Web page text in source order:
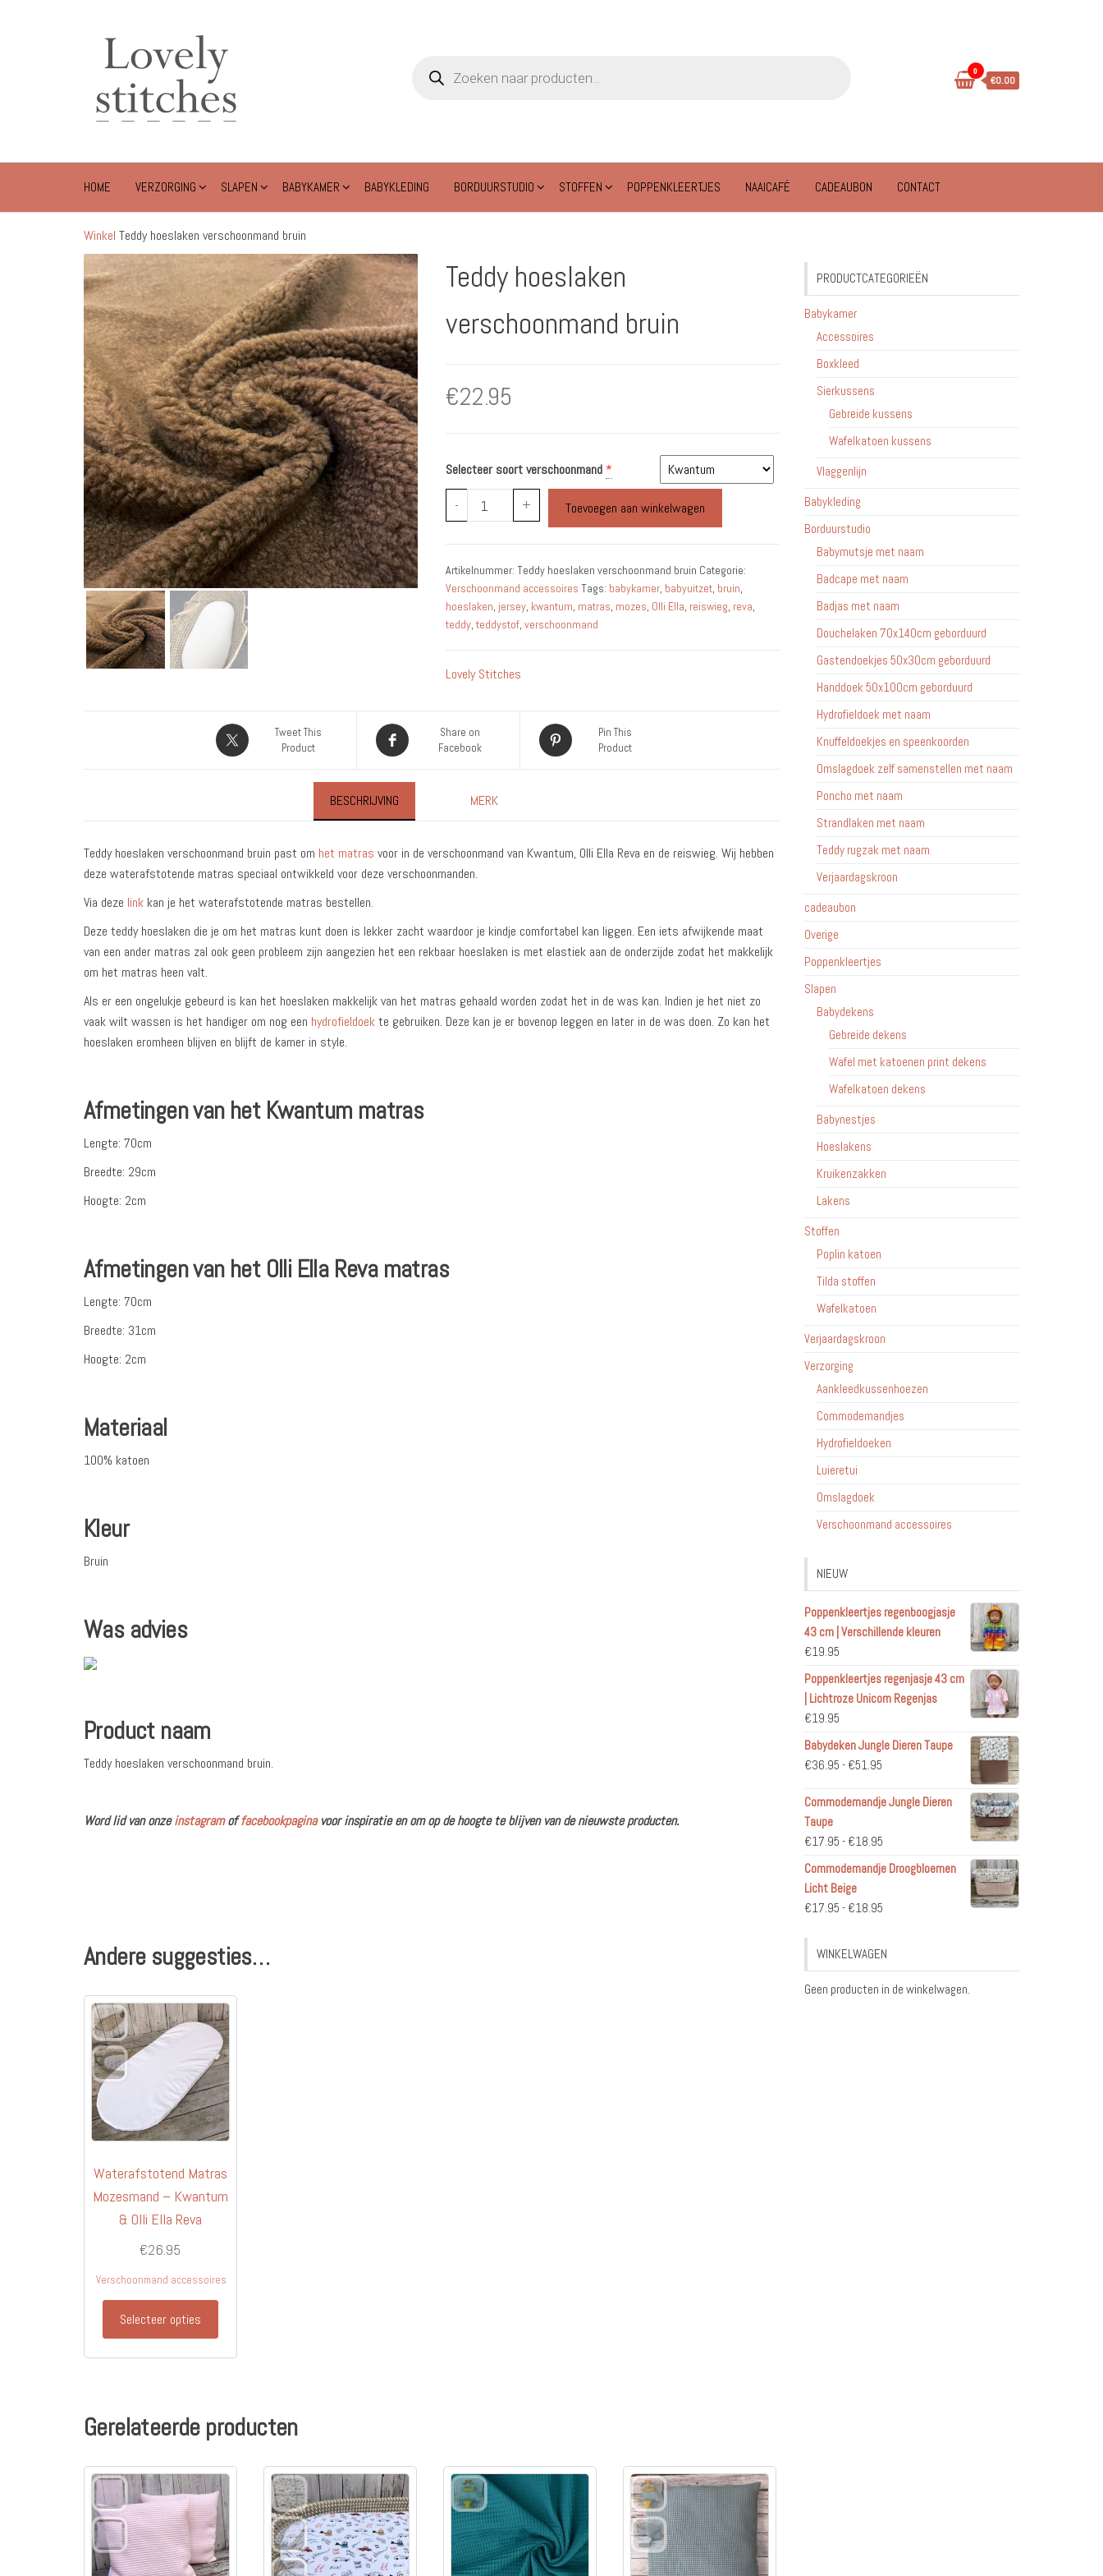
zoeken 0
€0.00
HOME VERZORGING SLAPEN BABYKAMER BABYKLEDING BORDUURSTUDIO STOFFEN POPPENKLEERTJES NAAICAFÉ CADEAUBON CONTACT
Winkel Teddy hoeslaken verschoonmand bruin
Teddy hoeslaken
verschoonmand bruin
€22.95
Selecteer soort verschoonmand *
-
Teddy
hoeslaken
aantal
+ Toevoegen aan winkelwagen
Artikelnummer: Teddy hoeslaken verschoonmand bruin Categorie:
Verschoonmand accessoires Tags: babykamer, babyuitzet, bruin,
hoeslaken, jersey, kwantum, matras, mozes, Olli Ella, reiswieg, reva,
teddy,teddystof, verschoonmand
Lovely Stitches
Tweet This
Product
Share on
Facebook
Pin This
Product
BESCHRIJVING MERK
Teddy hoeslaken verschoonmand bruin past om het matras voor in de verschoonmand van Kwantum, Olli Ella Reva en de reiswieg. Wij hebben
deze waterafstotende matras speciaal ontwikkeld voor deze verschoonmanden.
Via deze link kan je het waterafstotende matras bestellen.
Deze teddy hoeslaken die je om het matras kunt doen is lekker zacht waardoor je kindje comfortabel kan liggen. Een iets afwijkende maat
van een ander matras zal ook geen probleem zijn aangezien het een rekbaar hoeslaken is met elastiek aan de onderzijde zodat het makkelijk
om het matras heen valt.
Als er een ongelukje gebeurd is kan het hoeslaken makkelijk van het matras gehaald worden zodat het in de was kan. Indien je het niet zo
vaak wilt wassen is het handiger om nog een hydrofieldoekte gebruiken. Deze kan je er bovenop leggen en later in de was doen. Zo kan het
hoeslaken eromheen blijven en blijft de kamer in style.
Afmetingen van het Kwantum matras
Lengte: 70cm
Breedte: 29cm
Hoogte: 2cm
Afmetingen van het Olli Ella Reva matras
Lengte: 70cm
Breedte: 31cm
Hoogte: 2cm
Materiaal
100% katoen
Kleur
Bruin
Was advies
Product naam
Teddy hoeslaken verschoonmand bruin.
Word lid van onzeinstagramoffacebookpaginavoor inspiratie en om op de hoogte te blijven van de nieuwste producten.
Andere suggesties…
Waterafstotend Matras
Mozesmand – Kwantum
& Olli Ella Reva
€26.95
Verschoonmand accessoires
Selecteer opties
Gerelateerde producten
PRODUCTCATEGORIEËN
Babykamer
Accessoires
Boxkleed
Sierkussens
Gebreide kussens
Wafelkatoen kussens
Vlaggenlijn
Babykleding
Borduurstudio
Babymutsje met naam
Badcape met naam
Badjas met naam
Douchelaken 70x140cm geborduurd
Gastendoekjes 50x30cm geborduurd
Handdoek 50x100cm geborduurd
Hydrofieldoek met naam
Knuffeldoekjes en speenkoorden
Omslagdoek zelf samenstellen met naam
Poncho met naam
Strandlaken met naam
Teddy rugzak met naam
Verjaardagskroon
cadeaubon
Overige
Poppenkleertjes
Slapen
Babydekens
Gebreide dekens
Wafel met katoenen print dekens
Wafelkatoen dekens
Babynestjes
Hoeslakens
Kruikenzakken
Lakens
Stoffen
Poplin katoen
Tilda stoffen
Wafelkatoen
Verjaardagskroon
Verzorging
Aankleedkussenhoezen
Commodemandjes
Hydrofieldoeken
Luieretui
Omslagdoek
Verschoonmand accessoires
NIEUW
Poppenkleertjes regenboogjasje
43 cm | Verschillende kleuren
€19.95
Poppenkleertjes regenjasje 43 cm
| Lichtroze Unicorn Regenjas
€19.95
Babydeken Jungle Dieren Taupe
€36.95 - €51.95Prijsklasse:
tot
Commodemandje Jungle Dieren
Taupe
€17.95 - €18.95Prijsklasse:
€17.95
€18.95
Commodemandje Droogbloemen
Licht Beige
€17.95 - €18.95Prijsklasse:
tot
WINKELWAGEN
Geen producten in de winkelwagen.